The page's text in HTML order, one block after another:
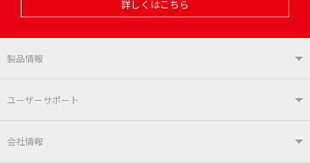
詳しくはこちら
製品情報
製品情報TOP
はんだ付けシステム
ユーザーサポート
ユーザーサポートTOP
会社情報